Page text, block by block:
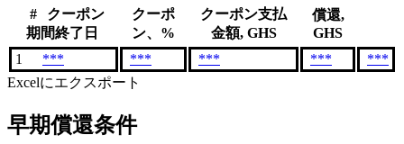
#
クーポン
期間終了日
クーポ
ン、%
クーポン支払
金額, GHS
償還,
GHS
1
*** *** *** ***
***
Excelにエクスポート
早期償還条件